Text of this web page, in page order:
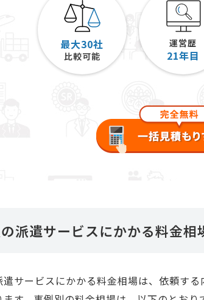
最大30社
比較可能
運営歴
21年目
派遣サービスにかかる料金相
遣サービスにかかる料金相場は、依頼す